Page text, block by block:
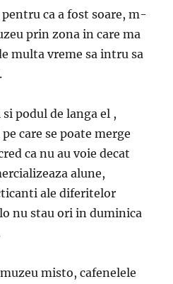
ca a fost soare, m-
prin zona in care ma
multa vreme sa intru sa
podul de langa el ,
care se poate merge
ca nu au voie decat
alune,
ale diferitelor
nu stau ori in duminica
misto, cafenelele